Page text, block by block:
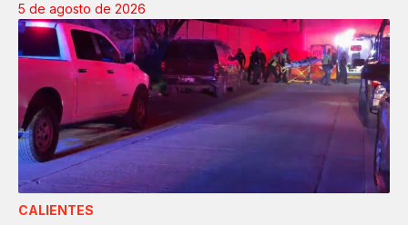
5 de agosto de 2026
CALIENTES